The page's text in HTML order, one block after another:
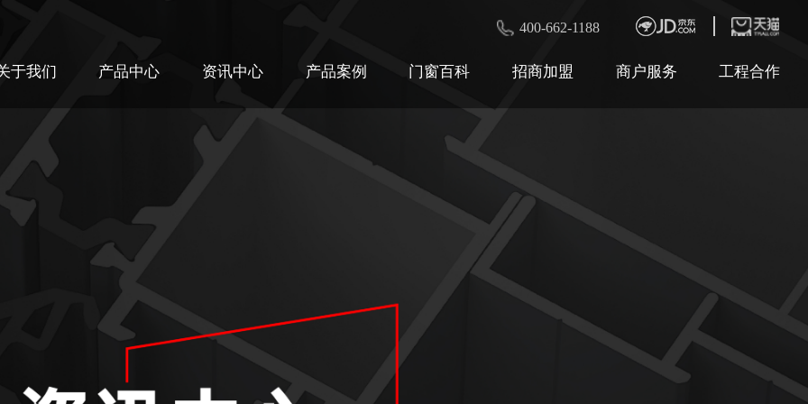
400-662-1188
于我们 产品中心 资讯中心 产品案例 门窗百科 招商加盟 商户服务 工程合作